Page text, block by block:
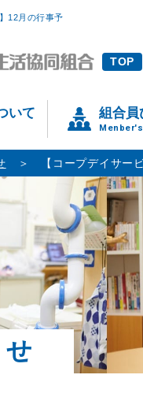
12月の行事予
TOP
いて 組合員
【コープデイサー